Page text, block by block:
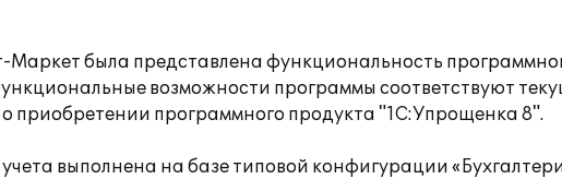
была представлена функциональность
возможности программы соответствуют
приобретении программного продукта "1С:Упрощенка 8".
выполнена на базе типовой конфигурации